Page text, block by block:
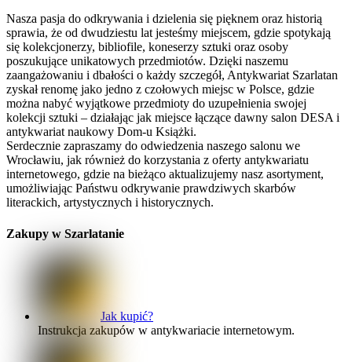
Nasza pasja do odkrywania i dzielenia się pięknem oraz historią
sprawia, że od dwudziestu lat jesteśmy miejscem, gdzie spotykają
się kolekcjonerzy, bibliofile, koneserzy sztuki oraz osoby
poszukujące unikatowych przedmiotów. Dzięki naszemu
zaangażowaniu i dbałości o każdy szczegół, Antykwariat Szarlatan
zyskał renomę jako jedno z czołowych miejsc w Polsce, gdzie
można nabyć wyjątkowe przedmioty do uzupełnienia swojej
kolekcji sztuki – działając jak miejsce łączące dawny salon DESA i
antykwariat naukowy Dom-u Książki.
Serdecznie zapraszamy do odwiedzenia naszego salonu we
Wrocławiu, jak również do korzystania z oferty antykwariatu
internetowego, gdzie na bieżąco aktualizujemy nasz asortyment,
umożliwiając Państwu odkrywanie prawdziwych skarbów
literackich, artystycznych i historycznych.
Zakupy w Szarlatanie
Jak kupić?
Instrukcja zakupów w antykwariacie internetowym.